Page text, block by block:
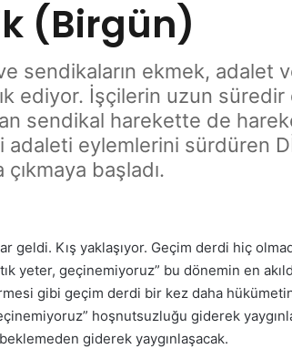
(Birgün)
sendikaların ekmek, adalet
ediyor. İşçilerin uzun
sendikal harekette de
eylemlerini sürdüren
başladı.
geldi. Kış yaklaşıyor. Geçim derdi hiç
yeter, geçinemiyoruz” bu dönemin en
gibi geçim derdi bir kez daha
hoşnutsuzluğu giderek
giderek yaygınlaşacak.